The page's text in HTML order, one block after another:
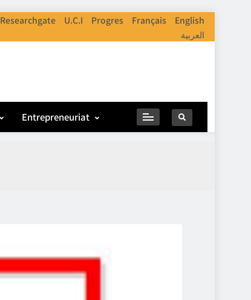
Researchgate U.C.I Progres Français
English
العربية
Entrepreneuriat